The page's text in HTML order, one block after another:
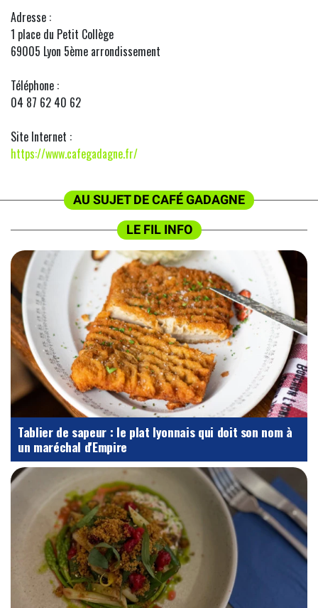
Adresse :
1 place du Petit Collège
69005 Lyon 5ème arrondissement
Téléphone :
04 87 62 40 62
Site Internet :
https://www.cafegadagne.fr/
AU SUJET DE CAFÉ GADAGNE
LE FIL INFO
Tablier de sapeur : le plat lyonnais qui doit son nom à
un maréchal d'Empire